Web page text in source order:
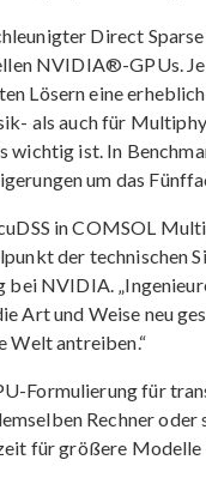
Direct
NVIDIA®-GPUs. Je
Lösern eine
als auch für
wichtig ist. In
um das
in COMSOL
der technischen
bei NVIDIA.
Art und Weise neu
Welt antreiben.“
Formulierung für
Rechner
für größere Modelle